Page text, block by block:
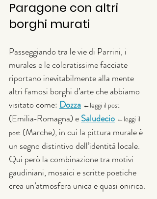
Paragone con altri
borghi murati
Passeggiando tra le vie di Parrini, i
murales e le coloratissime facciate
riportano inevitabilmente alla mente
altri famosi borghi d’arte che abbiamo
visitato come: Dozza ←leggi il post
(Emilia‑Romagna) e Saludecio ←leggi il
post (Marche), in cui la pittura murale è
un segno distintivo dell’identità locale.
Qui però la combinazione tra motivi
gaudiniani, mosaici e scritte poetiche
crea un’atmosfera unica e quasi onirica.